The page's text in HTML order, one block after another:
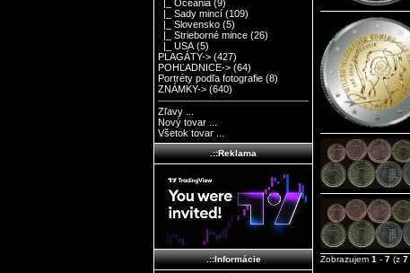
|_ Oceánia (9)
|_ Sady mincí (109)
|_ Slovensko (5)
|_ Strieborné mince (26)
|_ USA (5)
PLAGÁTY-> (427)
POHĽADNICE-> (64)
Portréty podľa fotografie (8)
ZNÁMKY-> (640)
Zľavy ...
Nový tovar ...
Všetok tovar ...
.::Reklama
.::Informácie Zobrazujem 1 - 7 (z 7